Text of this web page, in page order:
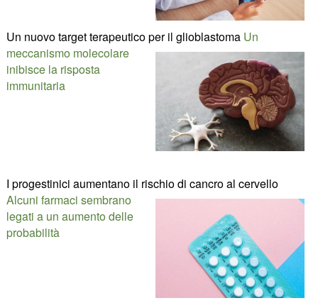
Un nuovo target terapeutico per il glioblastoma Un
meccanismo molecolare
inibisce la risposta
immunitaria
I progestinici aumentano il rischio di cancro al cervello
Alcuni farmaci sembrano
legati a un aumento delle
probabilità